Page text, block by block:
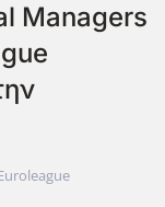
Managers